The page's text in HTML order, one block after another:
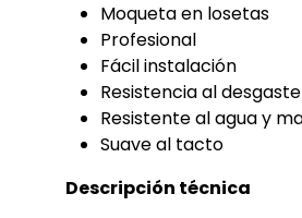
Moqueta en losetas
Profesional
Fácil instalación
Resistencia al desgaste
Resistente al agua y
Suave al tacto
Descripción técnica